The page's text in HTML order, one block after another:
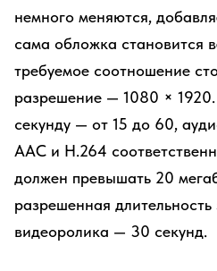
немного меняются,
сама обложка становится
требуемое соотношение
разрешение — 1080 ×
секунду — от 15 до 60,
AAC и H.264
должен превышать 20
разрешенная
видеоролика — 30 секунд.